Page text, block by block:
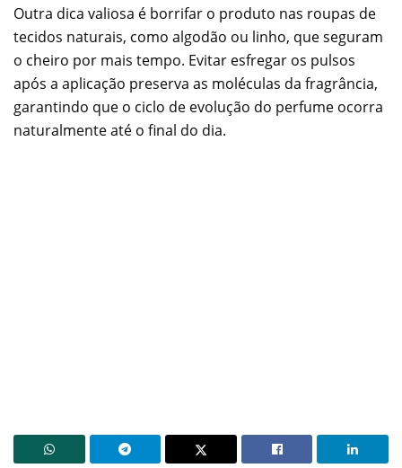
Outra dica valiosa é borrifar o produto nas roupas de
tecidos naturais, como algodão ou linho, que seguram
o cheiro por mais tempo. Evitar esfregar os pulsos
após a aplicação preserva as moléculas da fragrância,
garantindo que o ciclo de evolução do perfume ocorra
naturalmente até o final do dia.